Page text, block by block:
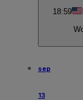
18:59
sep
13